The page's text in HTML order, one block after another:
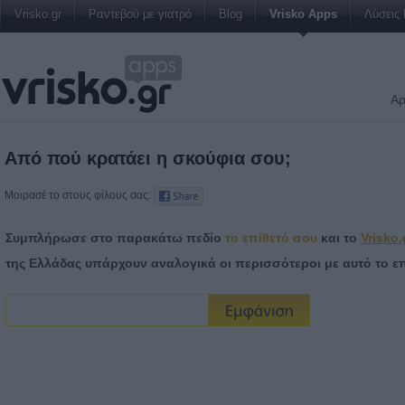
Vrisko.gr Ραντεβού με γιατρό Blog Vrisko Apps
Από πού κρατάει η σκούφια σου;
Μοιρασέ το στους φίλους σας:
Συμπλήρωσε στο παρακάτω πεδίο το επίθετό σου και το
της Ελλάδας υπάρχουν αναλογικά οι περισσότεροι με αυτό το